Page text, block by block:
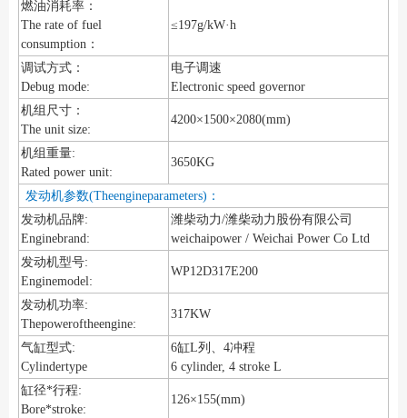
燃油消耗率：
The rate of fuel
consumption：
≤197g/kW·h
调试方式：
Debug mode:
电子调速
Electronic speed governor
机组尺寸：
The unit size:
4200×1500×2080(mm)
机组重量:
Rated power unit:
3650KG
发动机参数(Theengineparameters)：
发动机品牌:
Enginebrand:
潍柴动力/潍柴动力股份有限公司
weichaipower / Weichai Power Co Ltd
发动机型号:
Enginemodel:
WP12D317E200
发动机功率:
Thepoweroftheengine:
317KW
气缸型式:
Cylindertype
6缸L列、4冲程
6 cylinder, 4 stroke L
缸径*行程:
Bore*stroke:
126×155(mm)